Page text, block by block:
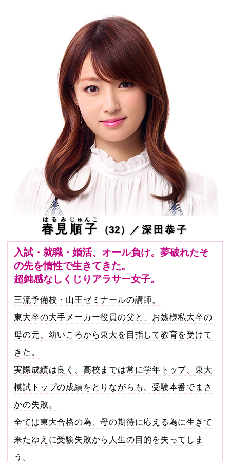
春見
はるみ
順子
じゅんこ
（32） ／深田恭子
入試・就職・婚活、オール負け。夢破れたそ
の先を惰性で生きてきた。
超鈍感なしくじりアラサー女子。
三流予備校・山王ゼミナールの講師。
東大卒の大手メーカー役員の父と、お嬢様私大卒の
母の元、幼いころから東大を目指して教育を受けて
きた。
実際成績は良く、高校までは常に学年トップ、東大
模試トップの成績をとりながらも、受験本番でまさ
かの失敗。
全ては東大合格の為、母の期待に応える為に生きて
来たゆえに受験失敗から人生の目的を失ってしま
う。